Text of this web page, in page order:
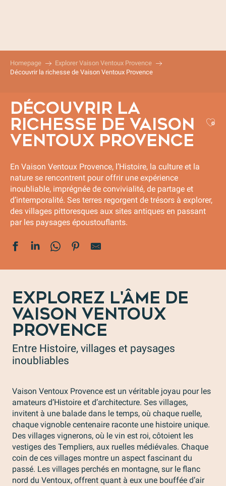
Homepage
Explorer Vaison Ventoux Provence
Découvrir la richesse de Vaison Ventoux Provence
DÉCOUVRIR LA
RICHESSE DE VAISON
VENTOUX PROVENCE
En Vaison Ventoux Provence, l’Histoire, la culture et la
nature se rencontrent pour offrir une expérience
inoubliable, imprégnée de convivialité, de partage et
d’intemporalité. Ses terres regorgent de trésors à explorer,
des villages pittoresques aux sites antiques en passant
par les paysages époustouflants.
EXPLOREZ L'ÂME DE
VAISON VENTOUX
PROVENCE
Entre Histoire, villages et paysages
inoubliables
Vaison Ventoux Provence est un véritable joyau pour les
amateurs d’Histoire et d’architecture. Ses villages,
invitent à une balade dans le temps, où chaque ruelle,
chaque vignoble centenaire raconte une histoire unique.
Des villages vignerons, où le vin est roi, côtoient les
vestiges des Templiers, aux ruelles médiévales. Chaque
coin de ces villages montre un aspect fascinant du
passé. Les villages perchés en montagne, sur le flanc
nord du Ventoux, offrent quant à eux une bouffée d’air